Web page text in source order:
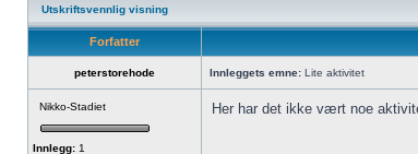
Utskriftsvennlig visning
Forfatter
peterstorehode Innleggets emne: Lite aktivitet
Nikko-Stadiet
Innlegg: 1
Her har det ikke vært noe